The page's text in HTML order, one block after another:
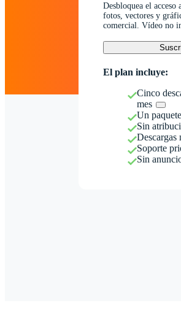
Desbloquea el acceso
fotos, vectores y
comercial. Vídeo no
El plan incluye:
Cinco
mes
Un
Sin
Descargas
Soporte
Sin